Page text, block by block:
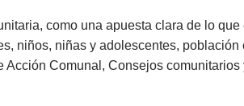
como una apuesta clara de lo
niños, niñas y adolescentes,
Comunal, Consejos